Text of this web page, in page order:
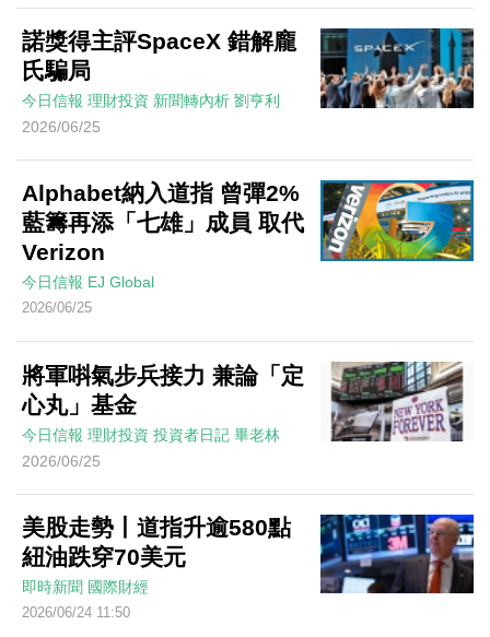
諾獎得主評SpaceX 錯解龐
氏騙局
今日信報 理財投資 新聞轉內析 劉亨利
2026/06/25
Alphabet納入道指 曾彈2%
藍籌再添「七雄」成員 取代
Verizon
今日信報 EJ Global
2026/06/25
將軍唞氣步兵接力 兼論「定
心丸」基金
今日信報 理財投資 投資者日記 畢老林
2026/06/25
美股走勢丨道指升逾580點
紐油跌穿70美元
即時新聞 國際財經
2026/06/24 11:50